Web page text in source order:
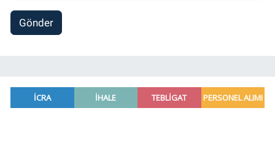
Gönder